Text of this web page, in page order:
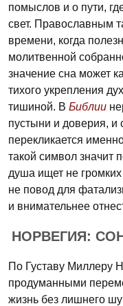
помыслов и о пути,
свет. Православным
времени, когда
молитвенной
значение сна может
тихого укрепления
тишиной. В Библии
пустыни и доверия,
перекликается
такой символ значит
душа ищет не
не повод для
и внимательнее
НОРВЕГИЯ:
По Густаву Миллеру
продуманными
жизнь без лишнего